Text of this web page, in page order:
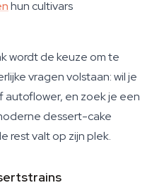
hun cultivars
wordt de keuze om te
vragen volstaan: wil je
en zoek je een
dessert-cake
rest valt op zijn plek.